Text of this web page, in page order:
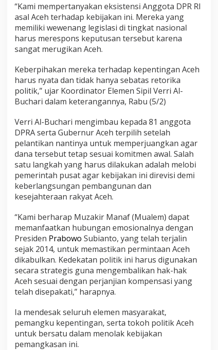
n
g
R
I
-
G
M
“Kami mempertanyakan eksistensi Anggota DPR RI
asal Aceh terhadap kebijakan ini. Mereka yang
memiliki wewenang legislasi di tingkat nasional
harus merespons keputusan tersebut karena
sangat merugikan Aceh.
Keberpihakan mereka terhadap kepentingan Aceh
harus nyata dan tidak hanya sebatas retorika
politik,” ujar Koordinator Elemen Sipil Verri Al-
Buchari dalam keterangannya, Rabu (5/2)
Verri Al-Buchari mengimbau kepada 81 anggota
DPRA serta Gubernur Aceh terpilih setelah
pelantikan nantinya untuk memperjuangkan agar
dana tersebut tetap sesuai komitmen awal. Salah
satu langkah yang harus dilakukan adalah melobi
pemerintah pusat agar kebijakan ini direvisi demi
keberlangsungan pembangunan dan
kesejahteraan rakyat Aceh.
“Kami berharap Muzakir Manaf (Mualem) dapat
memanfaatkan hubungan emosionalnya dengan
Presiden Prabowo Subianto, yang telah terjalin
sejak 2014, untuk memastikan permintaan Aceh
dikabulkan. Kedekatan politik ini harus digunakan
secara strategis guna mengembalikan hak-hak
Aceh sesuai dengan perjanjian kompensasi yang
telah disepakati,” harapnya.
Ia mendesak seluruh elemen masyarakat,
pemangku kepentingan, serta tokoh politik Aceh
untuk bersatu dalam menolak kebijakan
pemangkasan ini.